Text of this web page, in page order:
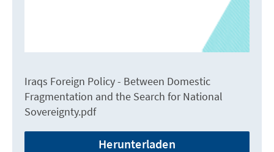
Iraqs Foreign Policy - Between Domestic
Fragmentation and the Search for National
Sovereignty.pdf
Herunterladen